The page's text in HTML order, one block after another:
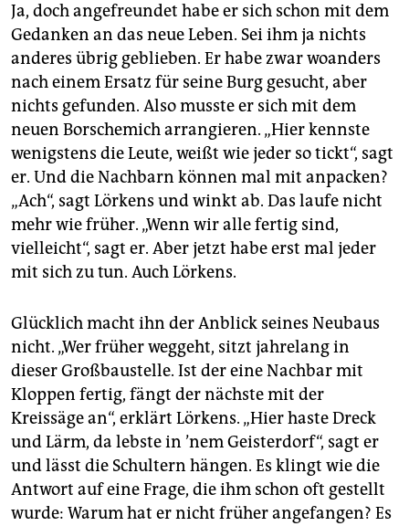
Ja, doch angefreundet habe er sich schon mit dem
Gedanken an das neue Leben. Sei ihm ja nichts
anderes übrig geblieben. Er habe zwar woanders
nach einem Ersatz für seine Burg gesucht, aber
nichts gefunden. Also musste er sich mit dem
neuen Borschemich arrangieren. „Hier kennste
wenigstens die Leute, weißt wie jeder so tickt“, sagt
er. Und die Nachbarn können mal mit anpacken?
„Ach“, sagt Lörkens und winkt ab. Das laufe nicht
mehr wie früher. „Wenn wir alle fertig sind,
vielleicht“, sagt er. Aber jetzt habe erst mal jeder
mit sich zu tun. Auch Lörkens.
Glücklich macht ihn der Anblick seines Neubaus
nicht. „Wer früher weggeht, sitzt jahrelang in
dieser Großbaustelle. Ist der eine Nachbar mit
Kloppen fertig, fängt der nächste mit der
Kreissäge an“, erklärt Lörkens. „Hier haste Dreck
und Lärm, da lebste in ’nem Geisterdorf“, sagt er
und lässt die Schultern hängen. Es klingt wie die
Antwort auf eine Frage, die ihm schon oft gestellt
wurde: Warum hat er nicht früher angefangen? Es